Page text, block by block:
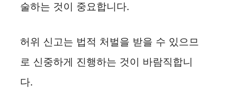
술하는 것이 중요합니다.
허위 신고는 법적 처벌을 받을 수 있으므
로 신중하게 진행하는 것이 바람직합니
다.